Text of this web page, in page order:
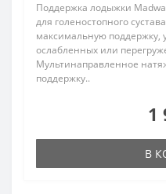
Поддержка лодыжки
для голеностопного
максимальную поддержку,
ослабленных или
Мультинаправленное
поддержку..
1
В